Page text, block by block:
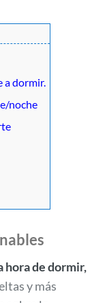
a dormir.
noche
hora de dormir,
y más